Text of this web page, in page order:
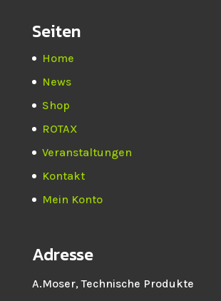
Seiten
Home
News
Shop
ROTAX
Veranstaltungen
Kontakt
Mein Konto
Adresse
A.Moser, Technische Produkte